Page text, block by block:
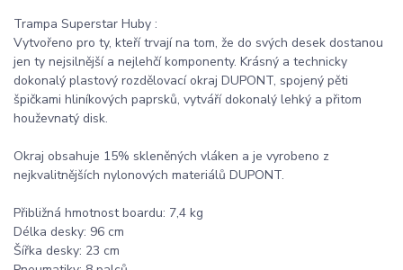
Trampa Superstar Huby :
Vytvořeno pro ty, kteří trvají na tom, že do svých desek dostanou
jen ty nejsilnější a nejlehčí komponenty. Krásný a technicky
dokonalý plastový rozdělovací okraj DUPONT, spojený pěti
špičkami hliníkových paprsků, vytváří dokonalý lehký a přitom
houževnatý disk.
Okraj obsahuje 15% skleněných vláken a je vyrobeno z
nejkvalitnějších nylonových materiálů DUPONT.
Přibližná hmotnost boardu: 7,4 kg
Délka desky: 96 cm
Šířka desky: 23 cm